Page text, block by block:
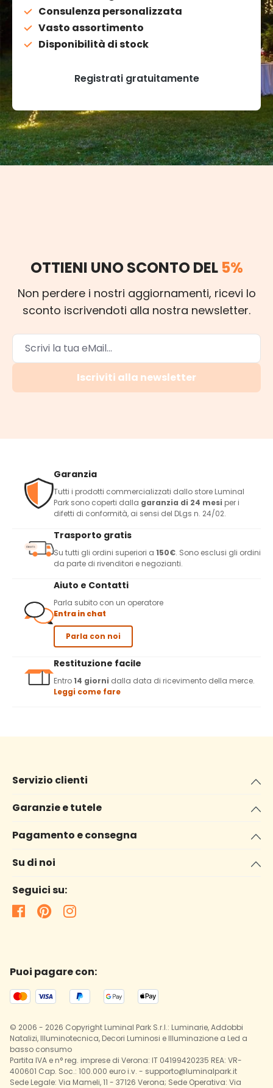
Consulenza personalizzata
Vasto assortimento
Disponibilità di stock
Registrati gratuitamente
OTTIENI UNO SCONTO DEL 5%
Non perdere i nostri aggiornamenti, ricevi lo
sconto iscrivendoti alla nostra newsletter.
Iscriviti alla newsletter
Garanzia
Tutti i prodotti commercializzati dallo store Luminal
Park sono coperti dalla garanzia di 24 mesi per i
difetti di conformità, ai sensi del DLgs n. 24/02.
Trasporto gratis
Su tutti gli ordini superiori a 150€. Sono esclusi gli ordini
da parte di rivenditori e negozianti.
Aiuto e Contatti
Parla subito con un operatore
Entra in chat
Parla con noi
Restituzione facile
Entro14 giorni dalla data di ricevimento della merce.
Leggi come fare
Servizio clienti
Garanzie e tutele
Pagamento e consegna
Su di noi
Seguici su:
Puoi pagare con:
© 2006 - 2026 Copyright Luminal Park S.r.l.: Luminarie, Addobbi
Natalizi, Illuminotecnica, Decori Luminosi e Illuminazione a Led a
basso consumo
Partita IVA e n° reg. imprese di Verona: IT 04199420235 REA: VR-
400601 Cap. Soc.: 100.000 euro i.v. - supporto@luminalpark.it
Sede Legale: Via Mameli, 11 - 37126 Verona; Sede Operativa: Via